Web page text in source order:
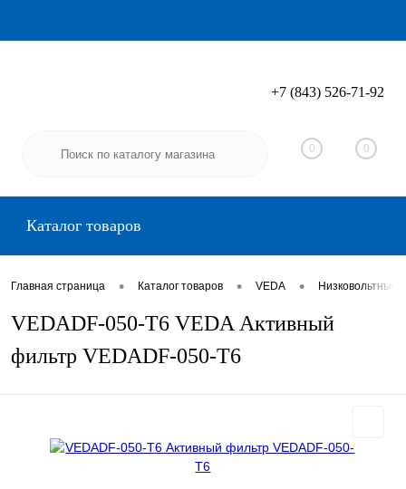
Вход Регистрация
+7 (843) 526-71-92
0 0
Каталог товаров
Главная страница • Каталог товаров • VEDA •
VEDADF-050-T6 VEDA Активный
фильтр VEDADF-050-T6